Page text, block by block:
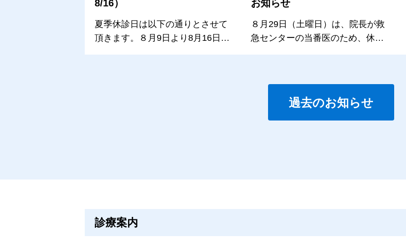
8/16）
夏季休診日は以下の通りとさせて
頂きます。８月9日より8月16日ま
お知らせ
８月29日（土曜日）は、院長が救
急センターの当番医のため、休診
過去のお知らせ
診療案内